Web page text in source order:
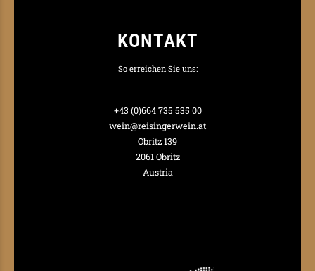
KONTAKT
So erreichen Sie uns:
+43 (0)664 735 535 00
wein@reisingerwein.at
Obritz 139
2061 Obritz
Austria